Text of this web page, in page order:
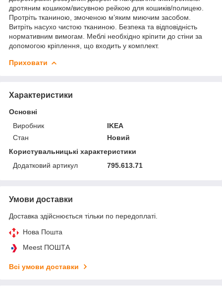
дротяним кошиком/висувною рейкою для кошиків/полицею.
Протріть тканиною, змоченою м’яким миючим засобом.
Витріть насухо чистою тканиною. Безпека та відповідність
нормативним вимогам. Меблі необхідно кріпити до стіни за
допомогою кріплення, що входить у комплект.
Приховати
Характеристики
Основні
Виробник
IKEA
Стан
Новий
Користувальницькі характеристики
Додатковий артикул
795.613.71
Умови доставки
Доставка здійснюється тільки по передоплаті.
Нова Пошта
Meest ПОШТА
Всі умови доставки